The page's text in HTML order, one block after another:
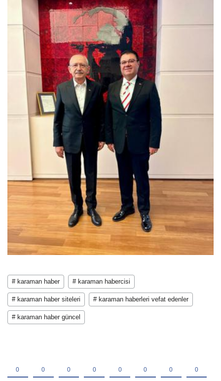
# karaman haber # karaman habercisi
# karaman haber siteleri # karaman haberleri vefat edenler
# karaman haber güncel